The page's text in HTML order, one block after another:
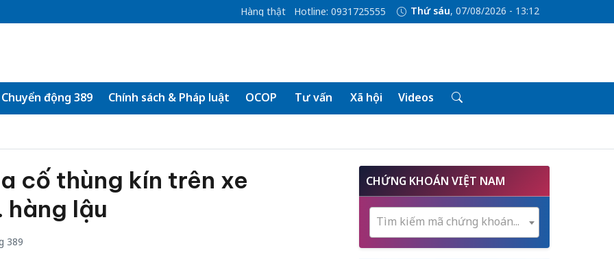
Hàng thật Hotline: 0931725555 Thứ sáu, 07/08/2026 - 13:12
Chuyển động 389 Chính sách & Pháp luật OCOP Tư vấn Xã hội Videos
cố thùng kín trên xe
lậu
389
CHỨNG KHOÁN VIỆT NAM
Tìm kiếm mã chứng khoán...